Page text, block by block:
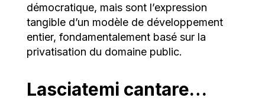
démocratique, mais sont l’expression
tangible d’un modèle de développement
entier, fondamentalement basé sur la
privatisation du domaine public.
Lasciatemi cantare…